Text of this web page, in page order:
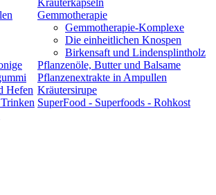
Hefen
Kräuterkapseln
Gemmotherapie
Gemmotherapie-Komplexe
Die einheitlichen Knospen
Birkensaft und Lindensplintholz
Pflanzenöle, Butter und Balsame
Pflanzenextrakte in Ampullen
Kräutersirupe
SuperFood - Superfoods - Rohkost